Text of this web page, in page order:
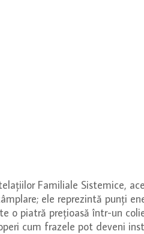
Familiale Sistemice,
ele reprezintă punți
o piatră prețioasă într-un
cum frazele pot deveni